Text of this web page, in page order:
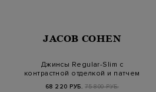
JACOB COHEN
Джинсы Regular-Slim с
контрастной отделкой и патчем
68 220 РУБ. 75 800 РУБ.